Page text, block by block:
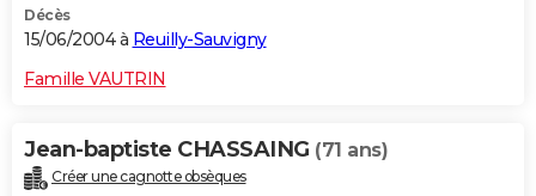
Décès
15/06/2004 à Reuilly-Sauvigny
Famille VAUTRIN
Jean-baptiste CHASSAING (71 ans)
Créer une cagnotte obsèques